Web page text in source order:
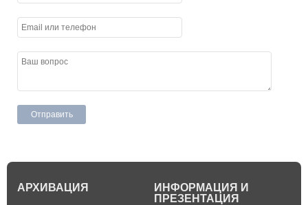
АРХИВАЦИЯ
ИНФОРМАЦИЯ И
ПРЕЗЕНТАЦИЯ